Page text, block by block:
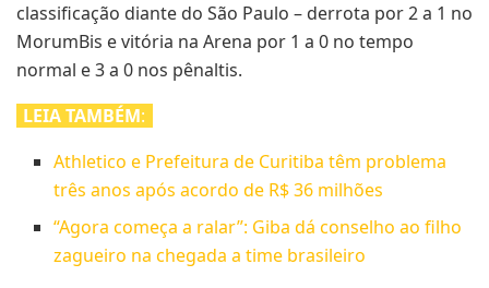
classificação diante do São Paulo – derrota por 2 a 1 no
MorumBis e vitória na Arena por 1 a 0 no tempo
normal e 3 a 0 nos pênaltis.
LEIA TAMBÉM:
Athletico e Prefeitura de Curitiba têm problema
três anos após acordo de R$ 36 milhões
“Agora começa a ralar”: Giba dá conselho ao filho
zagueiro na chegada a time brasileiro